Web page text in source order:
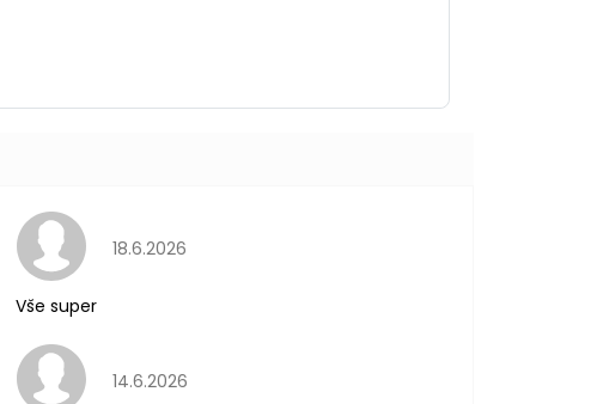
Hodnocení obchodu je 5 z 5 hvězdiček.
18.6.2026
Vše super
Hodnocení obchodu je 5 z 5 hvězdiček.
14.6.2026